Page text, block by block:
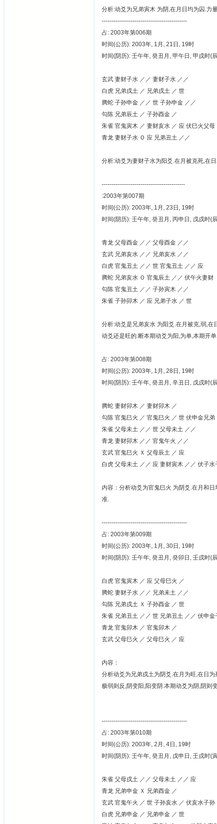
分析:动爻为兄弟寅木 为阴,在月日均为囚.力
--------------------------------------------
占: 2003年第006期
时间(公历): 2003年, 1月, 21日, 19时
时间(阴历): 壬午年, 癸丑月, 甲午日, 甲戌时(
玄武 妻财子水 ／／ 妻财子水 ／／
白虎 兄弟戌土 ／ 兄弟戌土 ／ 世
腾蛇 子孙申金 ／／ 世 子孙申金 ／／
勾陈 兄弟辰土 ／ 子孙酉金 ／
朱雀 官鬼寅木 ／ 妻财亥水 ／ 应 伏巳火父母
青龙 妻财子水 Ｏ 应 兄弟丑土 ／／
分析:动爻为妻财子水为阳爻.在月被克死,在
-------------------------------------------
:2003年第007期
时间(公历): 2003年, 1月, 23日, 19时
时间(阴历): 壬午年, 癸丑月, 丙申日, 戊戌时(
青龙 父母酉金 ／／ 父母酉金 ／／
玄武 兄弟亥水 ／／ 兄弟亥水 ／／
白虎 官鬼丑土 ／／ 世 官鬼丑土 ／／ 应
腾蛇 兄弟亥水 Ｏ 官鬼辰土 ／／ 伏午火妻财
勾陈 官鬼丑土 ／／ 子孙寅木 ／／
朱雀 子孙卯木 ／ 应 兄弟子水 ／ 世
分析:动爻是兄弟亥水 为阳爻.在月被克,弱,
动爻还是旺的.断本期动爻为阳,为单,本期开
占: 2003年第008期
时间(公历): 2003年, 1月, 28日, 19时
时间(阴历): 壬午年, 癸丑月, 辛丑日, 戊戌时(
腾蛇 妻财卯木 ／ 妻财卯木 ／
勾陈 官鬼巳火 ／ 官鬼巳火 ／ 世 伏申金兄弟
朱雀 父母未土 ／／ 世 父母未土 ／／
青龙 妻财卯木 ／／ 官鬼午火 ／／
玄武 官鬼巳火 Ｘ 父母辰土 ／ 应
白虎 父母未土 ／／ 应 妻财寅木 ／／ 伏子水
内容：分析动爻为官鬼巳火 为阴爻.在月和
准.
--------------------------------------------
占: 2003年第009期
时间(公历): 2003年, 1月, 30日, 19时
时间(阴历): 壬午年, 癸丑月, 癸卯日, 壬戌时(
白虎 官鬼寅木 ／ 应 父母巳火 ／
腾蛇 妻财子水 ／／ 兄弟未土 ／／
勾陈 兄弟戌土 Ｘ 子孙酉金 ／ 世
朱雀 兄弟丑土 ／／ 世 兄弟丑土 ／／ 伏申金
青龙 官鬼卯木 ／ 官鬼卯木 ／
玄武 父母巳火 ／ 父母巳火 ／ 应
内容：
分析动爻为兄弟戌土为阴爻.在月为旺,在日
极弱则反,阴变阳,阳变阴.本期动爻为阴,阴则
--------------------------------------------
占: 2003年第010期
时间(公历): 2003年, 2月, 4日, 19时
时间(阴历): 壬午年, 癸丑月, 戊申日, 壬戌时(
朱雀 父母戌土 ／／ 父母未土 ／／ 应
青龙 兄弟申金 Ｘ 兄弟酉金 ／
玄武 官鬼午火 ／ 世 子孙亥水 ／ 伏亥水子孙
白虎 兄弟申金 ／ 兄弟申金 ／ 世